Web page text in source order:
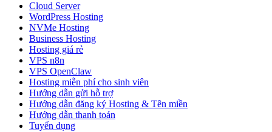
Cloud Server
WordPress Hosting
NVMe Hosting
Business Hosting
Hosting giá rẻ
VPS n8n
VPS OpenClaw
Hosting miễn phí cho sinh viên
Hướng dẫn gửi hỗ trợ
Hướng dẫn đăng ký Hosting & Tên miền
Hướng dẫn thanh toán
Tuyển dụng